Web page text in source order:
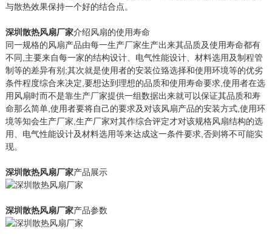
与散热效果保持一个好的结合点。
深圳散热风扇厂家介绍风扇的使用寿命
同一规格的风扇产品由每一生产厂家生产出来其品质及使用寿命都有
不同,主要来自每一家的结构设计、电气性能设计、材料选用及制程管
制等的差异有别;其次就是使用者的安装位臵选择和使用环境等的优劣
条件程度综合来决定,要想达到理想的品质和使用寿命要求,使用者在选
用风扇时而不是靠生产厂家提供一组数据出来就可以保证其品质和寿
命那么简单,使用者要将自己的要求及对该风扇产品的安装方式,使用环
境等知会生产厂家,生产厂家对其作综合评定才对该规格风扇结构的选
用、电气性能设计及材料选用等来达成这一条件要求,否则将不可能实
现。
深圳散热风扇厂家产品展示
深圳散热风扇厂家产品参数